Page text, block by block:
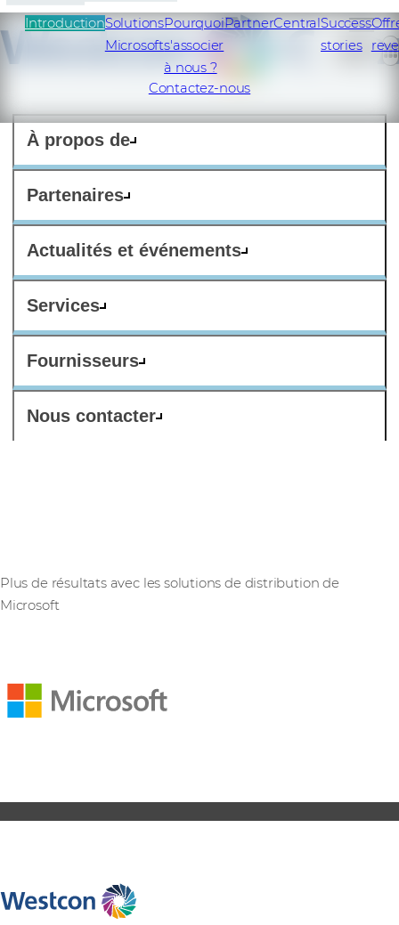
À propos de
Partenaires
Actualités et événements
Services
Fournisseurs
Nous contacter
FR
Plus de résultats avec les solutions de distribution de
Microsoft
IntroductionSolutions
Microsoft
Pourquoi
s'associer
à nous ?
PartnerCentralSuccess
stories
Contactez-nous